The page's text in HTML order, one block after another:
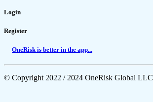
Login
Register
OneRisk is better in the app...
© Copyright 2022 / 2024 OneRisk Global LLC